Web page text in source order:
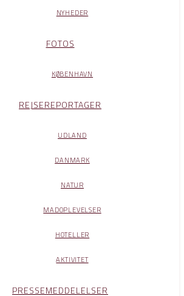
NYHEDER
FOTOS
KØBENHAVN
REJSEREPORTAGER
UDLAND
DANMARK
NATUR
MADOPLEVELSER
HOTELLER
AKTIVITET
PRESSEMEDDELELSER